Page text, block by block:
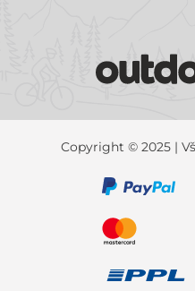
Copyright © 2025 |